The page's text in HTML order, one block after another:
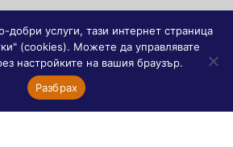
добри услуги, тази интернет страница
(cookies). Можете да управлявате
настройките на вашия браузър.
Разбрах